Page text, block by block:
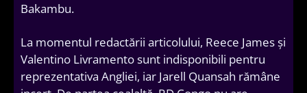
Bakambu.
La momentul redactării articolului, Reece James și
Valentino Livramento sunt indisponibili pentru
reprezentativa Angliei, iar Jarell Quansah rămâne